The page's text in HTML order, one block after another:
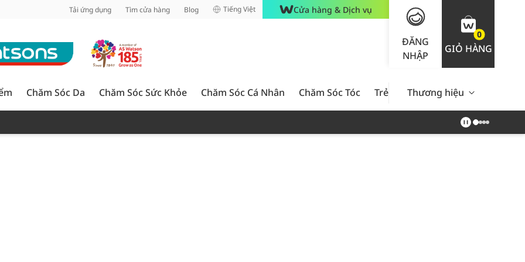
Tải ứng dụng Tìm cửa hàng Blog Tiếng Việt Cửa hàng & Dịch vụ
ĐĂNG
NHẬP
0
GIỎ HÀNG
Chăm Sóc Da Chăm Sóc Sức Khỏe Chăm Sóc Cá Nhân Chăm Sóc Tóc Trẻ Em Nam Giới Chăm Sóc
Thương hiệu